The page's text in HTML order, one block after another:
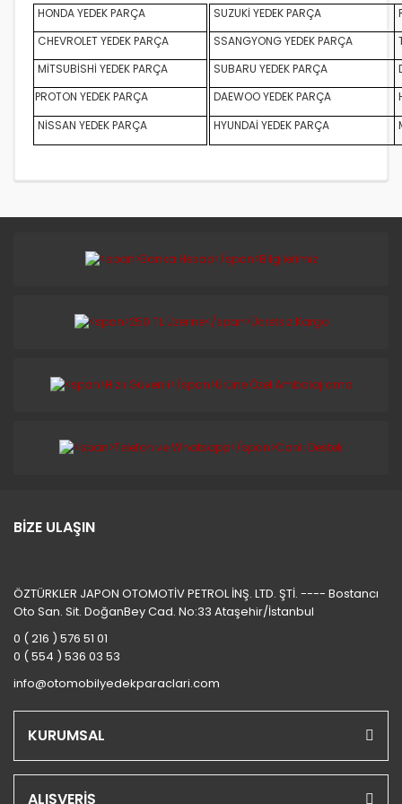
HONDA YEDEK PARÇA SUZUKİ YEDEK PARÇA
CHEVROLET YEDEK PARÇA
SSANGYONG YEDEK PARÇA
MİTSUBİSHİ YEDEK PARÇA
SUBARU YEDEK PARÇA
PROTON YEDEK PARÇA
DAEWOO YEDEK PARÇA
NİSSAN YEDEK PARÇA
HYUNDAİ YEDEK PARÇA
BİZE ULAŞIN
ÖZTÜRKLER JAPON OTOMOTİV PETROL İNŞ. LTD. ŞTİ. ---- Bostancı
Oto San. Sit. DoğanBey Cad. No:33 Ataşehir/İstanbul
0 ( 216 ) 576 51 01
0 ( 554 ) 536 03 53
info@otomobilyedekparaclari.com
KURUMSAL
ALIŞVERİŞ